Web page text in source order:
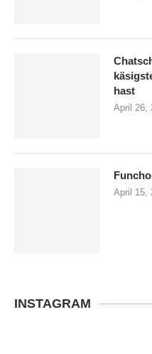
hast
April 26,
April 15,
INSTAGRAM